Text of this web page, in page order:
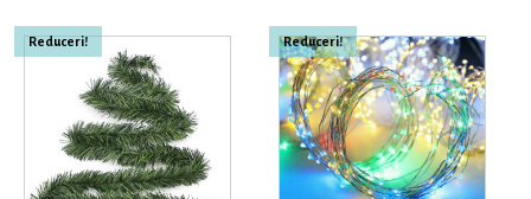
Reduceri! Reduceri!